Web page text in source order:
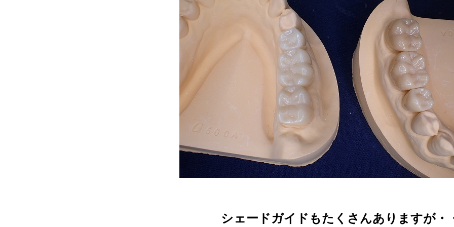
シェードガイドもたくさんありますが・